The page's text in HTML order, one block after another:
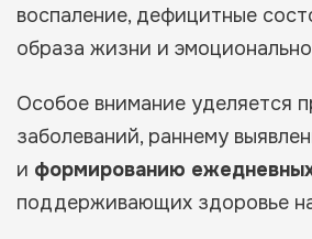
воспаление, дефицитные
образа жизни и
Особое внимание уделяется
заболеваний, раннему
и формированию
поддерживающих здоровье